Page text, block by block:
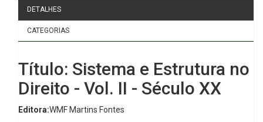
DETALHES
CATEGORIAS
Título: Sistema e Estrutura no
Direito - Vol. II - Século XX
Editora:WMF Martins Fontes